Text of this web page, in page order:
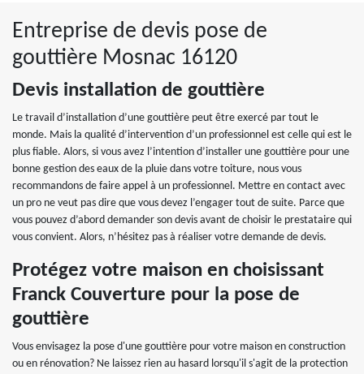
Entreprise de devis pose de
gouttière Mosnac 16120
Devis installation de gouttière
Le travail d’installation d’une gouttière peut être exercé par tout le
monde. Mais la qualité d’intervention d’un professionnel est celle qui est le
plus fiable. Alors, si vous avez l’intention d’installer une gouttière pour une
bonne gestion des eaux de la pluie dans votre toiture, nous vous
recommandons de faire appel à un professionnel. Mettre en contact avec
un pro ne veut pas dire que vous devez l’engager tout de suite. Parce que
vous pouvez d’abord demander son devis avant de choisir le prestataire qui
vous convient. Alors, n’hésitez pas à réaliser votre demande de devis.
Protégez votre maison en choisissant
Franck Couverture pour la pose de
gouttière
Vous envisagez la pose d'une gouttière pour votre maison en construction
ou en rénovation? Ne laissez rien au hasard lorsqu'il s'agit de la protection